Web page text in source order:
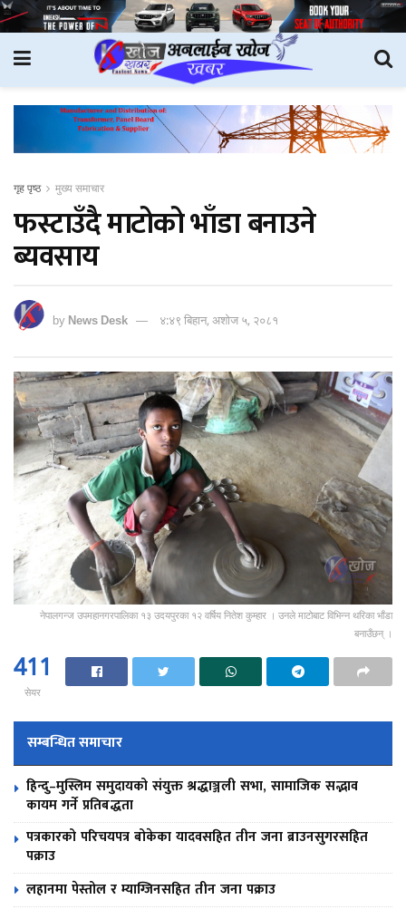
गृह पृष्ठ मुख्य समाचार
फस्टाउँदै माटोको भाँडा बनाउने
ब्यवसाय
byNews Desk ४:४९ बिहान, अशोज ५, २०८१
नेपालगन्ज उपमहानगरपालिका १३ उदयपुरका १२ वर्षिय नितेश कुम्हार । उनले माटोबाट विभिन्न थरिका भाँडा
बनाउँछन् ।
411
सेयर
सम्बन्धित समाचार
हिन्दु–मुस्लिम समुदायको संयुक्त श्रद्धाञ्जली सभा, सामाजिक सद्भाव
कायम गर्ने प्रतिबद्धता
पत्रकारको परिचयपत्र बोकेका यादवसहित तीन जना ब्राउनसुगरसहित
पक्राउ
लहानमा पेस्तोल र म्याग्जिनसहित तीन जना पक्राउ